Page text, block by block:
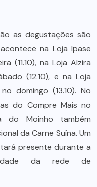
as degustações são
na Loja Ipase
(11.10), na Loja Alzira
(12.10), e na Loja
domingo (13.10). No
do Compre Mais no
do Moinho também
da Carne Suína. Um
presente durante a
da rede de